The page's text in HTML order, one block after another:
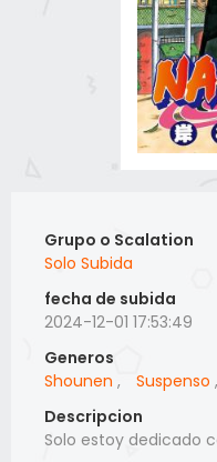
Grupo o Scalation
Solo Subida
fecha de subida
2024-12-01 17:53:49
Generos
Shounen , Suspenso ,
Descripcion
Solo estoy dedicado